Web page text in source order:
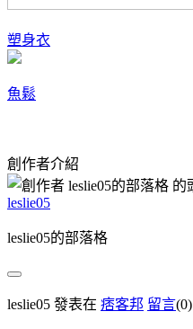
塑身衣
魚鬆
創作者介紹
leslie05
leslie05的部落格
leslie05 發表在 痞客邦 留言(0)